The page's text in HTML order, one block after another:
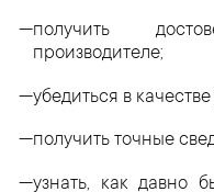
получить
производителе;
убедиться в
получить точные
узнать, как давно